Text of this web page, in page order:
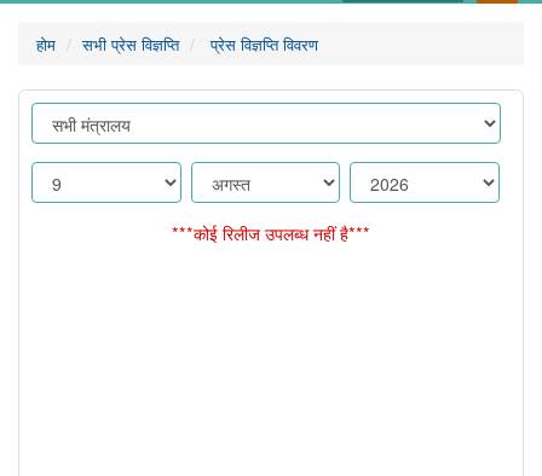
होम सभी प्रेस विज्ञप्ति प्रेस विज्ञप्ति विवरण
***कोई रिलीज उपलब्ध नहीं है***